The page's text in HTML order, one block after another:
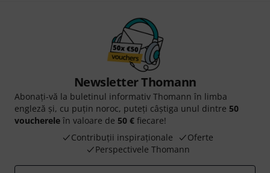
Newsletter Thomann
Abonați-vă la buletinul informativ Thomann în limba
engleză și, cu puțin noroc, puteți câștiga unul dintre 50
voucherele în valoare de 50 € fiecare!
Contribuții inspiraționale
Oferte
Perspectivele Thomann